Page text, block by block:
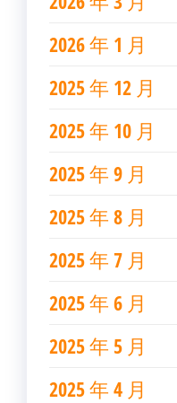
2026 年 1 月
2025 年 12 月
2025 年 10 月
2025 年 9 月
2025 年 8 月
2025 年 7 月
2025 年 6 月
2025 年 5 月
2025 年 4 月